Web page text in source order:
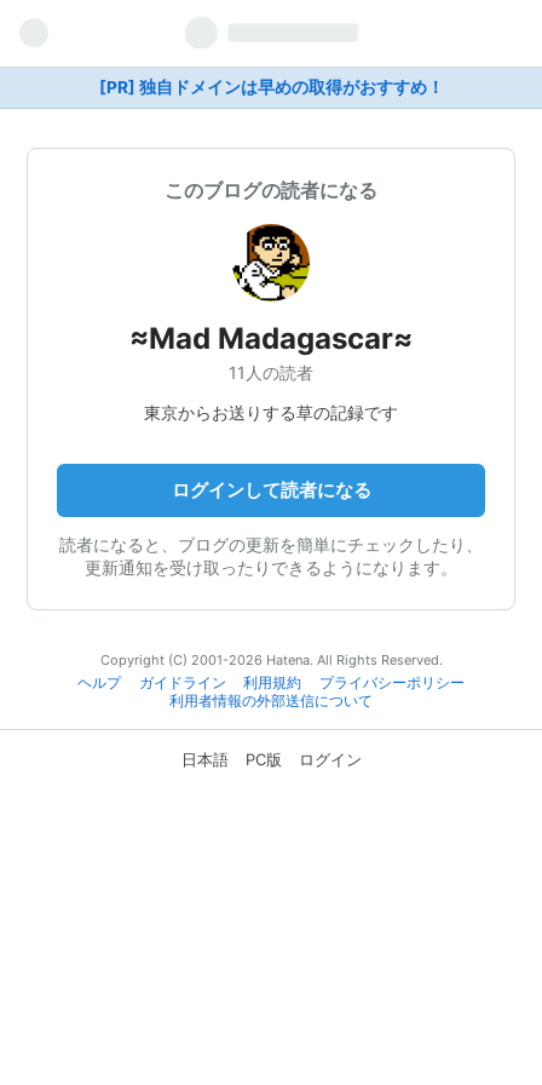
[PR] 独自ドメインは早めの取得がおすすめ！
このブログの読者になる
≈Mad Madagascar≈
11人の読者
東京からお送りする草の記録です
ログインして読者になる
読者になると、ブログの更新を簡単にチェックしたり、
更新通知を受け取ったりできるようになります。
Copyright (C) 2001-2026 Hatena. All Rights Reserved.
ヘルプ
ガイドライン 利用規約
プライバシーポリシー
利用者情報の外部送信について
日本語 PC版 ログイン